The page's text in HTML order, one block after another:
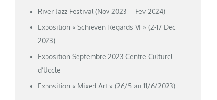
River Jazz Festival (Nov 2023 – Fev 2024)
Exposition « Schieven Regards VI » (2-17 Dec
2023)
Exposition Septembre 2023 Centre Culturel
d’Uccle
Exposition « Mixed Art » (26/5 au 11/6/2023)